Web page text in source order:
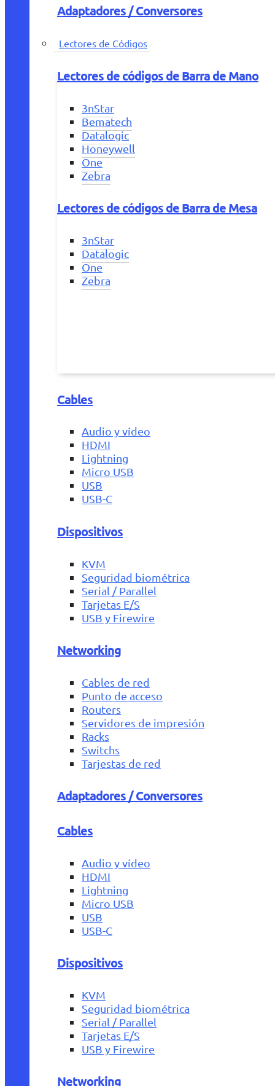
Adaptadores / Conversores
Lectores de Códigos
Lectores de códigos de Barra de Mano
3nStar
Bematech
Datalogic
Honeywell
One
Zebra
Lectores de códigos de Barra de Mesa
3nStar
Datalogic
One
Zebra
Cables
Audio y vídeo
HDMI
Lightning
Micro USB
USB
USB-C
Dispositivos
KVM
Seguridad biométrica
Serial / Parallel
Tarjetas E/S
USB y Firewire
Networking
Cables de red
Punto de acceso
Routers
Servidores de impresión
Racks
Switchs
Tarjestas de red
Adaptadores / Conversores
Cables
Audio y vídeo
HDMI
Lightning
Micro USB
USB
USB-C
Dispositivos
KVM
Seguridad biométrica
Serial / Parallel
Tarjetas E/S
USB y Firewire
Networking